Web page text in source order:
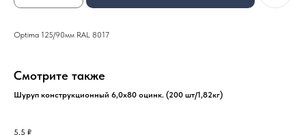
Optima 125/90мм RAL 8017
Смотрите также
Шуруп конструкционный 6,0х80 оцинк. (200 шт/1,82кг)
5,5 ₽